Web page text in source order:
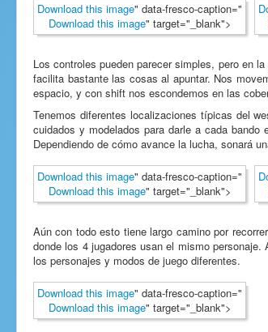
Download this image" data-fresco-caption="
Download this image" target="_blank">
Los controles pueden parecer simples, pero en
facilita bastante las cosas al apuntar. Nos
espacio, y con shift nos escondemos en las
Tenemos diferentes localizaciones típicas del
cuidados y modelados para darle a cada
Dependiendo de cómo avance la lucha, sonará
Download this image" data-fresco-caption="
Download this image" target="_blank">
Aún con todo esto tiene largo camino por
donde los 4 jugadores usan el mismo
los personajes y modos de juego diferentes.
Download this image" data-fresco-caption="
Download this image" target="_blank">